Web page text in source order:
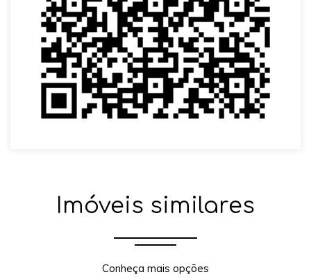
Imóveis similares
Conheça mais opções